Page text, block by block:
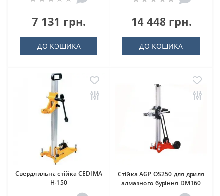
7 131 грн.
ДО КОШИКА
14 448 грн.
ДО КОШИКА
Свердлильна стійка CEDIMA
H-150
Стійка AGP OS250 для дриля
алмазного буріння DM160